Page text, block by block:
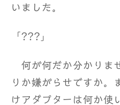
いました。
「???」
何が何だか分かりま
りか嫌がらせですか。
けアダプターは何か使